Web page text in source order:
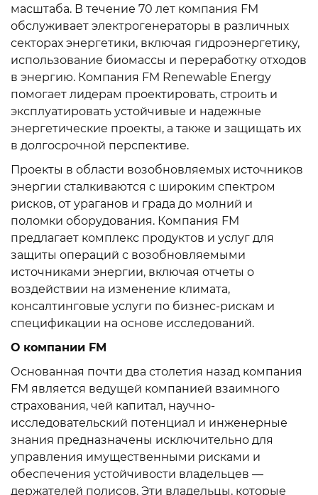
масштаба. В течение 70 лет компания FM
обслуживает электрогенераторы в различных
секторах энергетики, включая гидроэнергетику,
использование биомассы и переработку отходов
в энергию. Компания FM Renewable Energy
помогает лидерам проектировать, строить и
эксплуатировать устойчивые и надежные
энергетические проекты, а также и защищать их
в долгосрочной перспективе.
Проекты в области возобновляемых источников
энергии сталкиваются с широким спектром
рисков, от ураганов и града до молний и
поломки оборудования. Компания FM
предлагает комплекс продуктов и услуг для
защиты операций с возобновляемыми
источниками энергии, включая отчеты о
воздействии на изменение климата,
консалтинговые услуги по бизнес-рискам и
спецификации на основе исследований.
О компании FM
Основанная почти два столетия назад компания
FM является ведущей компанией взаимного
страхования, чей капитал, научно-
исследовательский потенциал и инженерные
знания предназначены исключительно для
управления имущественными рисками и
обеспечения устойчивости владельцев —
держателей полисов. Эти владельцы, которые